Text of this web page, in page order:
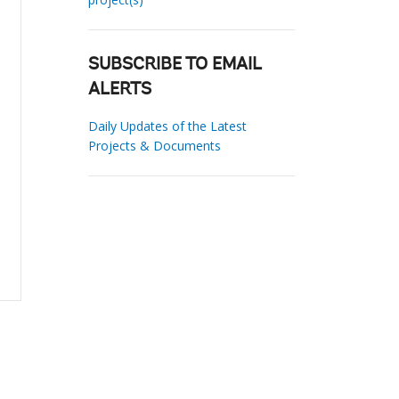
SUBSCRIBE TO EMAIL
ALERTS
Daily Updates of the Latest
Projects & Documents